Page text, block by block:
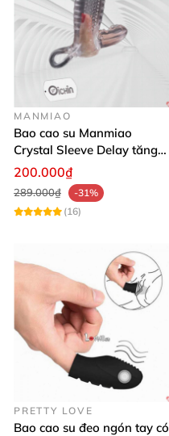
MANMIAO
Bao cao su Manmiao
Crystal Sleeve Delay tăng
kích thước
200.000₫
289.000₫
-31%
(16)
PRETTY LOVE
Bao cao su đeo ngón tay có